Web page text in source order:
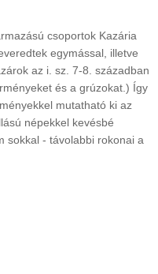
csoportok Kazária
egymással, illetve
az i. sz. 7-8. században
és a grúzokat.) Így
mutatható ki az
népekkel kevésbé
sokkal - távolabbi rokonai a